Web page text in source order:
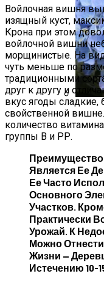
Как
Войлочная вишня
изящный куст,
Крона при этом
войлочной вишни
морщинистые. На
чуть меньше по
традиционными
друг к другу и
вкус ягоды сладкие,
свойственной
количество
группы В и РР.
Является Ее
Ее Часто
Основного
Участков.
Практически
Урожай. К
Можно
Жизни —
Истечению 10-